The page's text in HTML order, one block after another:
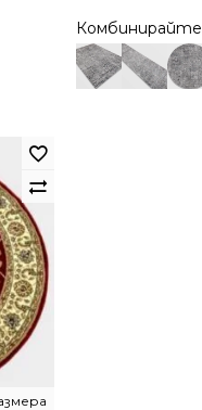
Комбинирайте